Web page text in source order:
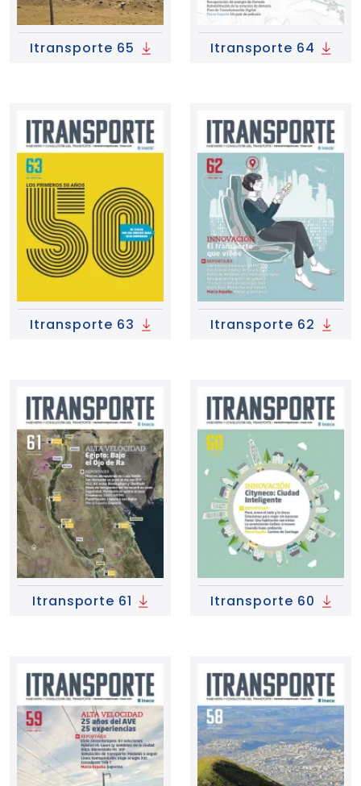
Itransporte 65 Itransporte 64
Itransporte 63 Itransporte 62
Itransporte 61 Itransporte 60